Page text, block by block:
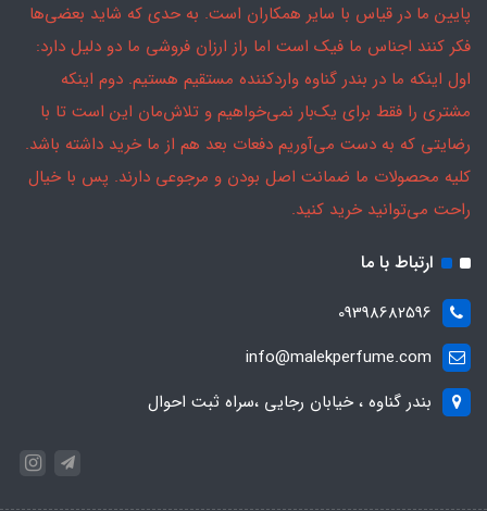
پایین ما در قیاس با سایر همکاران است. به حدی که شاید بعضی‌ها
فکر کنند اجناس ما فیک است اما راز ارزان فروشی ما دو دلیل دارد:
اول اینکه ما در بندر گناوه واردکننده مستقیم هستیم. دوم اینکه
مشتری را فقط برای یک‌بار نمی‌خواهیم و تلاش‌مان این است تا با
رضایتی که به دست می‌آوریم دفعات بعد هم از ما خرید داشته باشد.
کلیه محصولات ما ضمانت اصل بودن و مرجوعی دارند. پس با خیال
راحت می‌توانید خرید کنید.
ارتباط با ما
09398682596
info@malekperfume.com
بندر گناوه ، خیابان رجایی ،سراه ثبت احوال